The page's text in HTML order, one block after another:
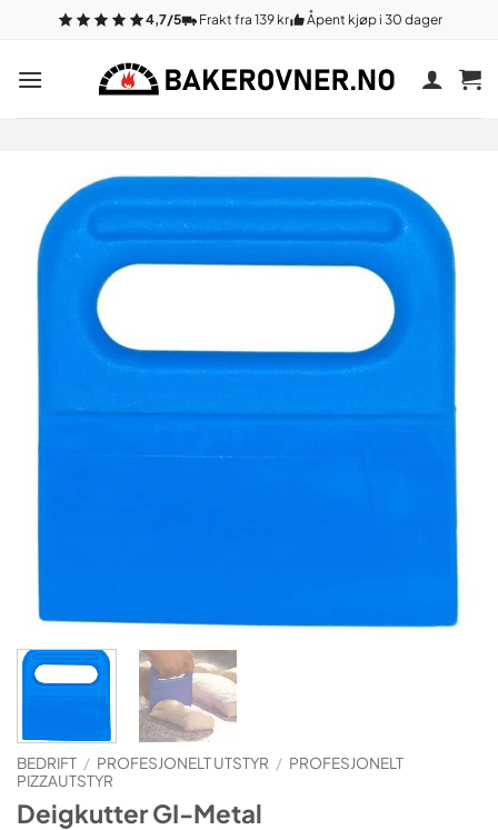
innhold
4,7/5 Frakt fra 139 kr Åpent kjøp i 30 dager
BEDRIFT / PROFESJONELT UTSTYR / PROFESJONELT
PIZZAUTSTYR
Deigkutter GI-Metal